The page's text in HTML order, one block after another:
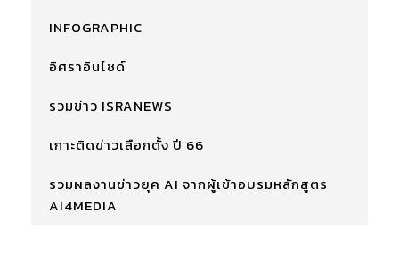
INFOGRAPHIC
อิศราอินไซด์
รวมข่าว ISRANEWS
เกาะติดข่าวเลือกตั้ง ปี 66
รวมผลงานข่าวยุค AI จากผู้เข้าอบรมหลักสูตร
AI4MEDIA